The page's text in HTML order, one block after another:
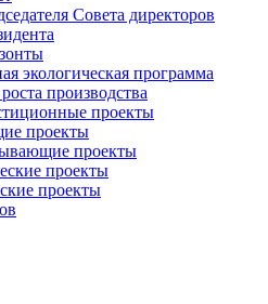
Совета директоров
экологическая программа
производства
проекты
проекты
проекты
проекты
проекты